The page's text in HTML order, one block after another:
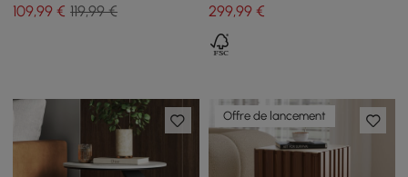
109,99 € 119,99 €
299,99€
Offre de lancement